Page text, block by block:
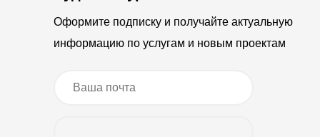
Оформите подписку и получайте актуальную
информацию по услугам и новым проектам